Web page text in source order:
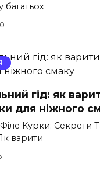
багатьох
гід: як
для ніжного
Курки: Секрети
варити